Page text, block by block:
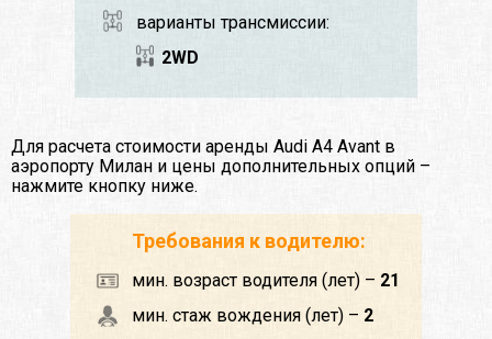
варианты трансмиссии:
2WD
Для расчета стоимости аренды Audi A4 Avant в
аэропорту Милан и цены дополнительных опций –
нажмите кнопку ниже.
Требования к водителю:
мин. возраст водителя (лет) – 21
мин. стаж вождения (лет) – 2